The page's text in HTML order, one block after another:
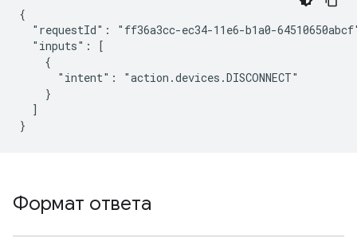
{
"requestId": "ff36a3cc-ec34-11e6-b1a0-
  "inputs": [
    {
      "intent": "action.devices.DISCONNECT"
    }
  ]
}
Формат ответа